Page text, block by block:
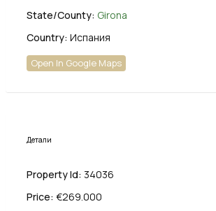
State/County: Girona
Country: Испания
Open In Google Maps
Детали
Property Id: 34036
Price: €269.000